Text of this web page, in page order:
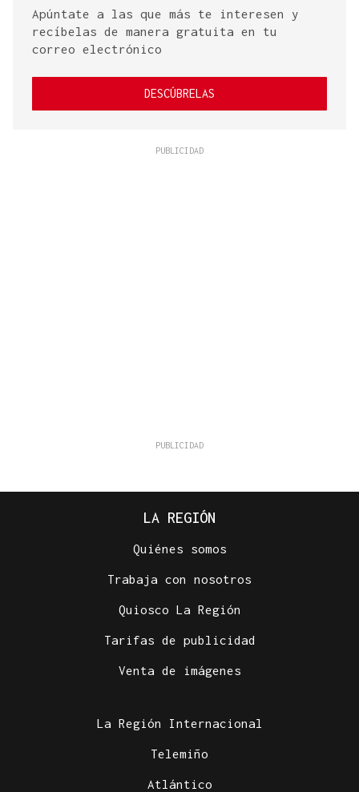
Apúntate a las que más te interesen y
recíbelas de manera gratuita en tu
correo electrónico
DESCÚBRELAS
LA REGIÓN
Quiénes somos
Trabaja con nosotros
Quiosco La Región
Tarifas de publicidad
Venta de imágenes
La Región Internacional
Telemiño
Atlántico